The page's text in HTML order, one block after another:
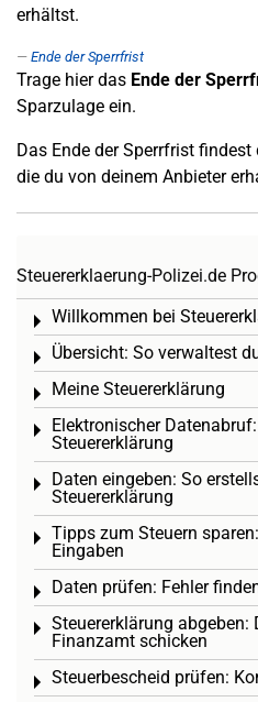
erhältst.
Ende der Sperrfrist
Trage hier das Ende der
Sparzulage ein.
Das Ende der Sperrfrist findest
die du von deinem Anbieter
Steuererklaerung-Polizei.de
Willkommen bei
Toggle menu
Übersicht: So verwaltest
Toggle menu
Meine Steuererklärung
Toggle menu
Elektronischer
Steuererklärung
Toggle menu
Daten eingeben: So
Steuererklärung
Toggle menu
Tipps zum Steuern
Eingaben
Toggle menu
Daten prüfen: Fehler
Toggle menu
Steuererklärung abgeben:
Finanzamt schicken
Toggle menu
Steuerbescheid prüfen:
Toggle menu